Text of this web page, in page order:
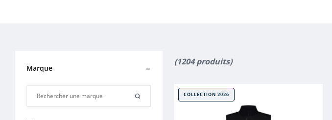
Marque
(1204 produits)
COLLECTION 2026